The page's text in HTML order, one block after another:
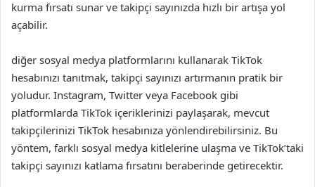
kurma fırsatı sunar ve takipçi sayınızda hızlı bir artışa yol
açabilir.
diğer sosyal medya platformlarını kullanarak TikTok
hesabınızı tanıtmak, takipçi sayınızı artırmanın pratik bir
yoludur. Instagram, Twitter veya Facebook gibi
platformlarda TikTok içeriklerinizi paylaşarak, mevcut
takipçilerinizi TikTok hesabınıza yönlendirebilirsiniz. Bu
yöntem, farklı sosyal medya kitlelerine ulaşma ve TikTok’taki
takipçi sayınızı katlama fırsatını beraberinde getirecektir.